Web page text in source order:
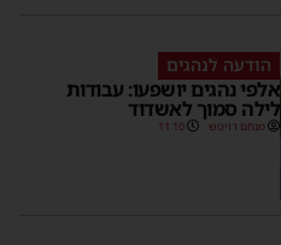
הודעה לנהגים
אלפי נהגים יושפעו: עבודות
לילה סמוך לאשדוד
מנחם דויטש 11:10